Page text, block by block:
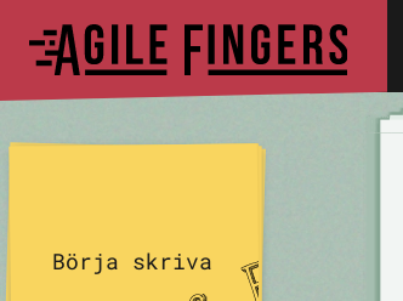
Börja skriva